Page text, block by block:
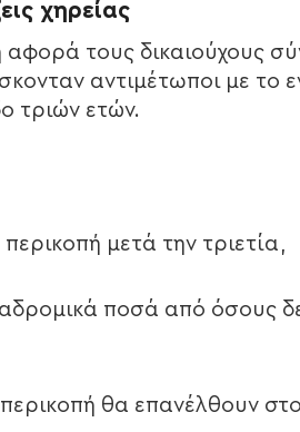
χηρείας
αφορά τους δικαιούχους
αντιμέτωποι με το
τριών ετών.
μετά την τριετία,
ποσά από όσους
περικοπή θα επανέλθουν